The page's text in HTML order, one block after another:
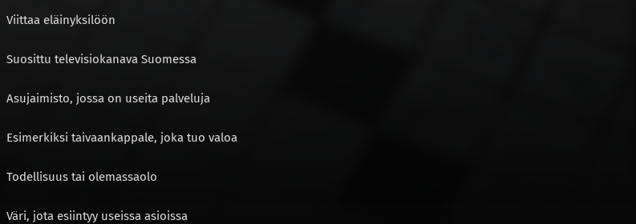
Viittaa eläinyksilöön
Suosittu televisiokanava Suomessa
Asujaimisto, jossa on useita palveluja
Esimerkiksi taivaankappale, joka tuo valoa
Todellisuus tai olemassaolo
Väri, jota esiintyy useissa asioissa